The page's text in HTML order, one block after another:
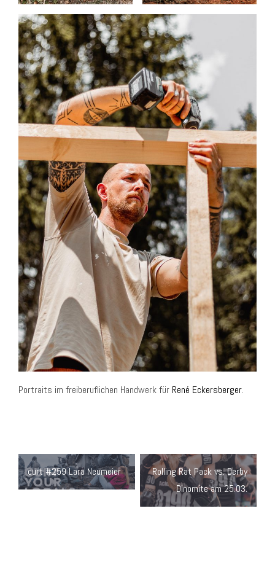
Portraits im freiberuflichen Handwerk für René Eckersberger.
Beitragsnavigation
curt #259 Lara Neumeier
Rolling Rat Pack vs. Derby
Dinomite am 25.03.